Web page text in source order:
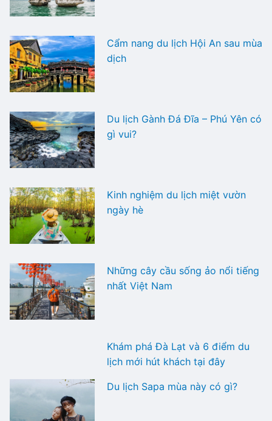
Cẩm nang du lịch Hội An sau mùa
dịch
Du lịch Gành Đá Đĩa – Phú Yên có
gì vui?
Kinh nghiệm du lịch miệt vườn
ngày hè
Những cây cầu sống ảo nổi tiếng
nhất Việt Nam
Khám phá Đà Lạt và 6 điểm du
lịch mới hút khách tại đây
Du lịch Sapa mùa này có gì?